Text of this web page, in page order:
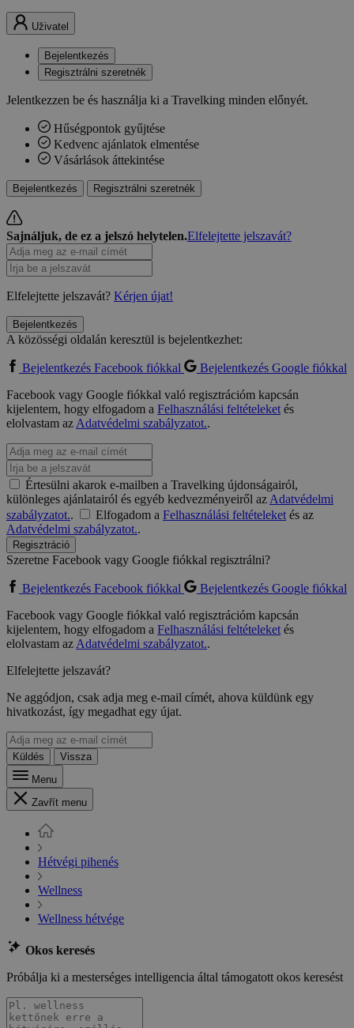
Uživatel
Bejelentkezés
Regisztrálni szeretnék
Jelentkezzen be és használja ki a Travelking minden előnyét.
Hűségpontok gyűjtése
Kedvenc ajánlatok elmentése
Vásárlások áttekintése
Bejelentkezés Regisztrálni szeretnék
Sajnáljuk, de ez a jelszó helytelen.Elfelejtette jelszavát?
Elfelejtette jelszavát? Kérjen újat!
Bejelentkezés
A közösségi oldalán keresztül is bejelentkezhet:
Bejelentkezés Facebook fiókkal
Bejelentkezés Google fiókkal
Facebook vagy Google fiókkal való regisztrációm kapcsán
kijelentem, hogy elfogadom a Felhasználási feltételeketés
elolvastam azAdatvédelmi szabályzatot..
Értesülni akarok e-mailben a Travelking újdonságairól,
különleges ajánlatairól és egyéb kedvezményeiről azAdatvédelmi
szabályzatot.. Elfogadom a Felhasználási feltételeketés az
Adatvédelmi szabályzatot..
Regisztráció
Szeretne Facebook vagy Google fiókkal regisztrálni?
Bejelentkezés Facebook fiókkal
Bejelentkezés Google fiókkal
Facebook vagy Google fiókkal való regisztrációm kapcsán
kijelentem, hogy elfogadom a Felhasználási feltételeketés
elolvastam azAdatvédelmi szabályzatot..
Elfelejtette jelszavát?
Ne aggódjon, csak adja meg e-mail címét, ahova küldünk egy
hivatkozást, így megadhat egy újat.
Küldés
Vissza
Menu
Zavřít menu
Hétvégi pihenés
Wellness
Wellness hétvége
Okos keresés
Próbálja ki a mesterséges intelligencia által támogatott okos keresést